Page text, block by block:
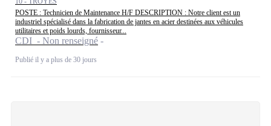
POSTE : Technicien de Maintenance H/F DESCRIPTION : Notre client est un
industriel spécialisé dans la fabrication de jantes en acier destinées aux véhicules
utilitaires et poids lourds, fournisseur...
CDI - Non renseigné
Publié il y a plus de 30 jours